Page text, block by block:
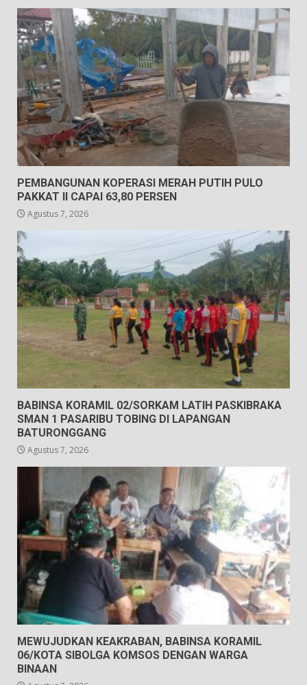
PEMBANGUNAN KOPERASI MERAH PUTIH PULO
PAKKAT II CAPAI 63,80 PERSEN
Agustus 7, 2026
BABINSA KORAMIL 02/SORKAM LATIH PASKIBRAKA
SMAN 1 PASARIBU TOBING DI LAPANGAN
BATURONGGANG
Agustus 7, 2026
MEWUJUDKAN KEAKRABAN, BABINSA KORAMIL
06/KOTA SIBOLGA KOMSOS DENGAN WARGA
BINAAN